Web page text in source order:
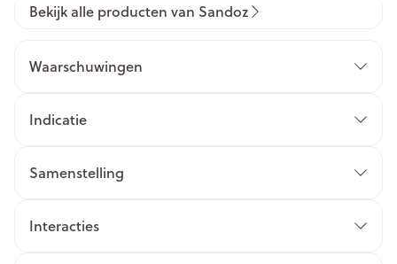
Bekijk alle producten van Sandoz
Waarschuwingen
Indicatie
Samenstelling
Interacties